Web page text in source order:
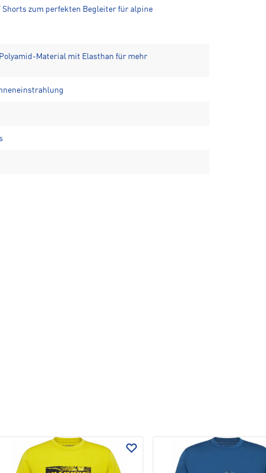
zum perfekten Begleiter für alpine
Material mit Elasthan für mehr